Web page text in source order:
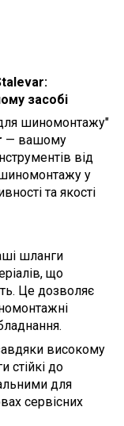
засобі
шиномонтажу"
— вашому
від
шиномонтажу у
та якості
шланги
що
Це дозволяє
високому
стійкі до
для
сервісних